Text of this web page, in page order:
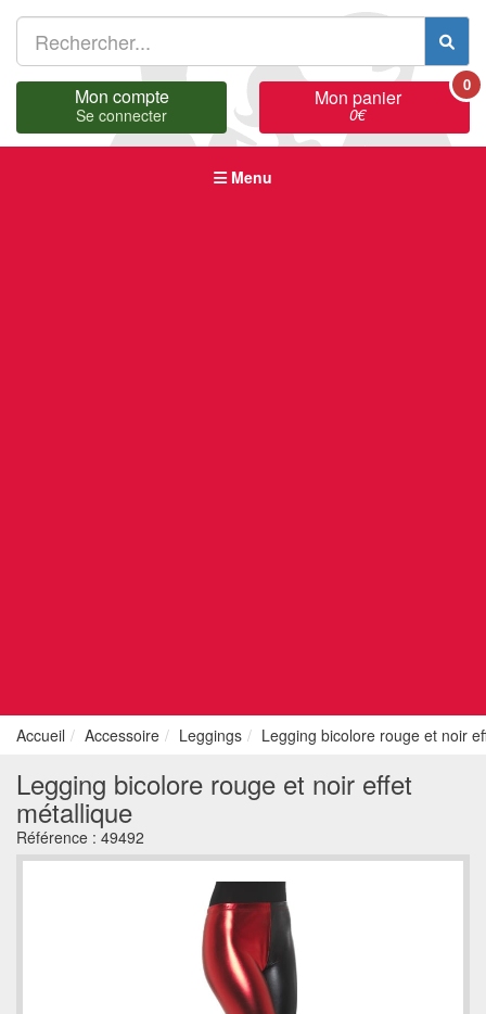
Mon compte
Se connecter
Mon panier
0€
0
Menu
Accueil Accessoire Leggings Legging bicolore rouge et noir
Legging bicolore rouge et noir effet
métallique
Référence : 49492